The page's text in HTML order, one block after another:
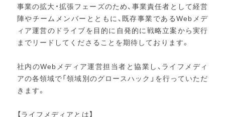
事業の拡大・拡張フェーズのため、事業責任者として経営
陣やチームメンバーとともに、既存事業であるWebメデ
ィア運営のドライブを目的に自発的に戦略立案から実行
までリードしてくださることを期待しております。
社内のWebメディア運営担当者と協業し、ライフメディ
アの各領域で「領域別のグロースハック」を行っていただ
きます。
【ライフメディアとは】